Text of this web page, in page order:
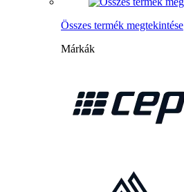
Összes termék megtekintése
Márkák